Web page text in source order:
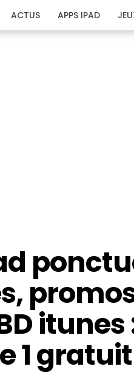
ACTUS APPS IPAD
1 gratuit